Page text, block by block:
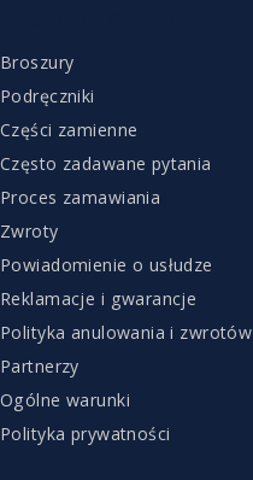
Broszury
Podręczniki
Części zamienne
Często zadawane pytania
Proces zamawiania
Zwroty
Powiadomienie o usłudze
Reklamacje i gwarancje
Polityka anulowania i zwrotów
Partnerzy
Ogólne warunki
Polityka prywatności